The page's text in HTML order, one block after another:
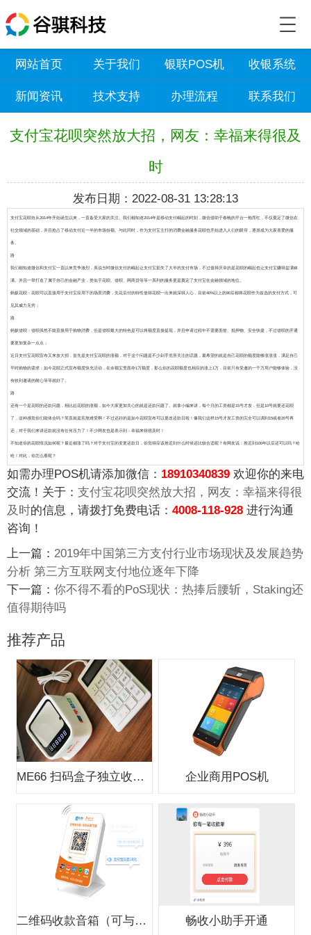
网站首页 关于我们 银联POS机 收银系统
新闻资讯 技术支持 办理流程 联系我们
支付宝花呗突然放大招，网友：幸福来得很及
时
发布日期：2022-08-31 13:28:13
支付宝花呗自从2014年开始诞生以来，一直备受大家的关注。我们都知道2014年是移动支付崛起的时刻，微信借助于春晚的平台一炮而红，不仅奠定了微信在
社交领域的基础，并且抢占了移动支付近一半的市场份额。与此同时，作为支付宝主打的消费金融服务花呗也开始进入人们的眼帘，逐渐成为大家喜爱的服
务。
路
我们都知道微信和支付宝一直以来竞争激烈，虽说当时微信支付的崛起让支付宝损失了大半的支付市场，不过值得庆幸的是花呗的崛起也让支付宝赚得盆满钵
满。并且一举打造了属于自己的金融产业，类似于花呗、借呗、网商贷等等一系列的服务更是奠定了支付宝在金融领域的地位。
蚂蚁花呗：花呗可以直接用于支付宝应用下的场景消费，先花后付的特性使得花呗一出来就深得人心，目前40%以上的90后都将花呗作为首选的支付方式，可
见其威力无穷；
路
蚂蚁借呗：借呗虽然不能直接用于购物消费，但是借呗最大的特色是可以将额度直接提现，并且申请过程中不需要面签、抵押物、安全快捷，不过借呗的开通
要更加复杂一点点；
近日支付宝花呗宣布又来放大招，首先是支付宝花呗的涨额，对于这个问题是不少剁手党所关注的话题，最希望的就是自己花呗的额度能够涨涨涨，满足自己
平时购物的需求；如今花呗正式宣布额度快充活动，在余额宝里面存1万额度，那么你的花呗额度也相应的涨上1万，目前只有受邀的一千万用户能够体验，没
有收到邀请的耐心等等就好了。
路
还有一个是花呗的还款问题，相比起花呗的涨额，如今大家更加关心的就是还款问题了。就拿小编来讲，每个月的工资都是15号才发，但是10号就要还花呗
了，这种感觉你们能体会吗？简直就是煎熬难受啊！不过还好的是如今花呗宣布可以更改还款日啦！像我们这样15号才发工资的完全可以调到15或者20号再
还，对于我们来讲还款就没有任何压力了！不少网友也是表示到：幸福来得很及时！
不知道你的花呗情况如何呢？最近都涨了吗？对于支付宝的变更还款日，你觉得应该推迟到什么时候还比较合适呢？有网友说：推迟到100年以后还可以吗？哈
哈！对此，你怎么看呢？
如需办理POS机请添加微信： 18910340839 欢迎你的来电
交流！关于： 支付宝花呗突然放大招，网友：幸福来得很
及时的信息，请拨打免费电话： 4008-118-928 进行沟通
咨询！
上一篇： 2019年中国第三方支付行业市场现状及发展趋势
分析 第三方互联网支付地位逐年下降
下一篇： 你不得不看的PoS现状：热捧后腰斩，Staking还
值得期待吗
推荐产品
ME66 扫码盒子独立收款支付盒子 企业商用POS机
二维码收款音箱（可与银行合作办0费 畅收小助手开通